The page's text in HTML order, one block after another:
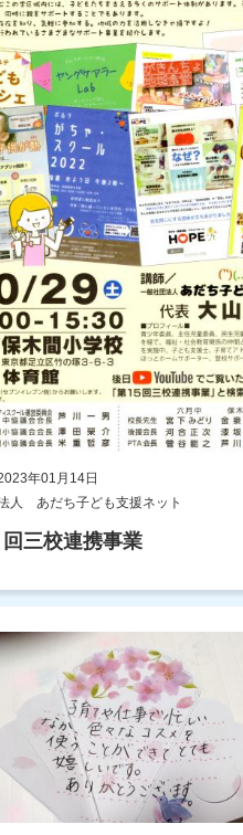
年01月14日
人 あだち子ども支援ネット
三校連携事業